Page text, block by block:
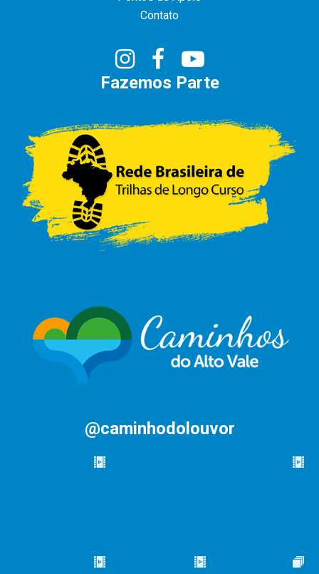
Contato
Fazemos Parte
@caminhodolouvor